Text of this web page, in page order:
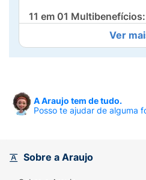
11 em 01 Multibenefícios:
1. Controle de frizz
4. Reduz o ressecamento
6. Ultra maciez
Ver
A Araujo tem de tudo.
Posso te ajudar de alguma
Sobre a Araujo